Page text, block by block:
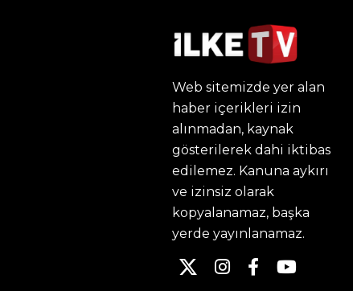
Web sitemizde yer alan
haber içerikleri izin
alınmadan, kaynak
gösterilerek dahi iktibas
edilemez. Kanuna aykırı
ve izinsiz olarak
kopyalanamaz, başka
yerde yayınlanamaz.